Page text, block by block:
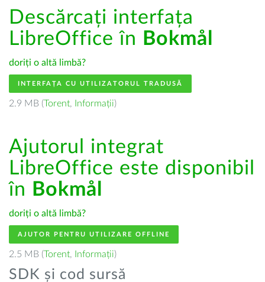
Descărcați interfața
LibreOffice în Bokmål
doriți o altă limbă?
INTERFAȚA CU UTILIZATORUL TRADUSĂ
2.9 MB (Torent, Informații)
Ajutorul integrat
LibreOffice este disponibil
în Bokmål
doriți o altă limbă?
AJUTOR PENTRU UTILIZARE OFFLINE
2.5 MB (Torent, Informații)
SDK și cod sursă